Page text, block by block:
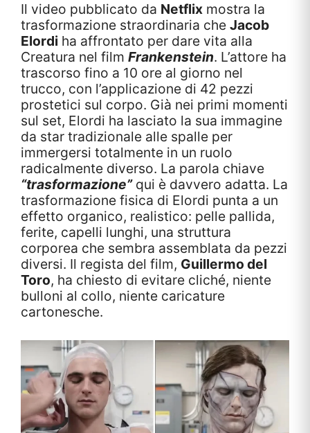
Il video pubblicato da Netflix mostra la
trasformazione straordinaria che Jacob
Elordi ha affrontato per dare vita alla
Creatura nel film Frankenstein. L’attore ha
trascorso fino a 10 ore al giorno nel
trucco, con l’applicazione di 42 pezzi
prostetici sul corpo. Già nei primi momenti
sul set, Elordi ha lasciato la sua immagine
da star tradizionale alle spalle per
immergersi totalmente in un ruolo
radicalmente diverso. La parola chiave
“trasformazione”qui è davvero adatta. La
trasformazione fisica di Elordi punta a un
effetto organico, realistico: pelle pallida,
ferite, capelli lunghi, una struttura
corporea che sembra assemblata da pezzi
diversi. Il regista del film, Guillermo del
Toro, ha chiesto di evitare cliché, niente
bulloni al collo, niente caricature
cartonesche.